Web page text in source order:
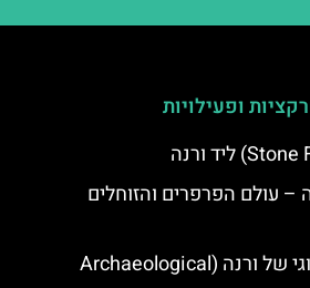
ופעילויות
– עולם הפרפרים והזוחלים
המוזיאון הארכיאולוגי של ורנה (Archaeological